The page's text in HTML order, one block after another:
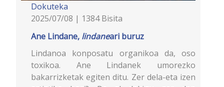
Dokuteka
2025/07/08 | 1384 Bisita
Ane Lindane, lindaneari buruz
Lindanoa konposatu organikoa da, oso
toxikoa. Ane Lindanek umorezko
bakarrizketak egiten ditu. Zer dela-eta izen